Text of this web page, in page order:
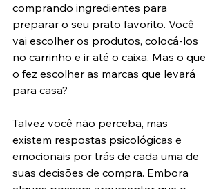
comprando ingredientes para
preparar o seu prato favorito. Você
vai escolher os produtos, colocá-los
no carrinho e ir até o caixa. Mas o que
o fez escolher as marcas que levará
para casa?
Talvez você não perceba, mas
existem respostas psicológicas e
emocionais por trás de cada uma de
suas decisões de compra. Embora